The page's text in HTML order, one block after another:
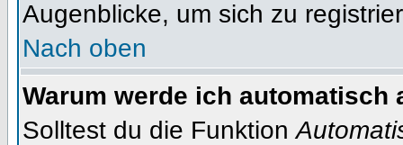
Augenblicke, um sich zu
Nach oben
Warum werde ich automatisch
Solltest du die Funktion